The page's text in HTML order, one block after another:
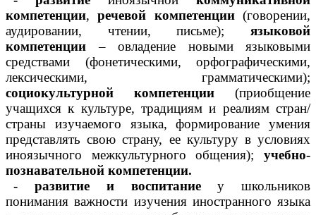
компетенции,речевой компетенции(говорении,
аудировании, чтении, письме); языковой
компетенции – овладение новыми языковыми
средствами (фонетическими, орфографическими,
лексическими, грамматическими);
социокультурной компетенции (приобщение
учащихся к культуре, традициям и реалиям стран/
страны изучаемого языка, формирование умения
представлять свою страну, ее культуру в условиях
иноязычного межкультурного общения); учебно-
познавательной компетенции.
- развитие и воспитаниеу школьников
понимания важности изучения иностранного языка